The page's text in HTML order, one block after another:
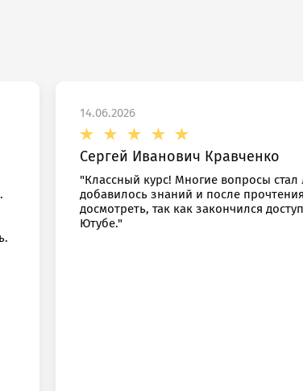
14.06.2026
Сергей Иванович Кравченко
"Классный курс! Многие вопросы
добавилось знаний и после
досмотреть, так как закончился
Ютубе."